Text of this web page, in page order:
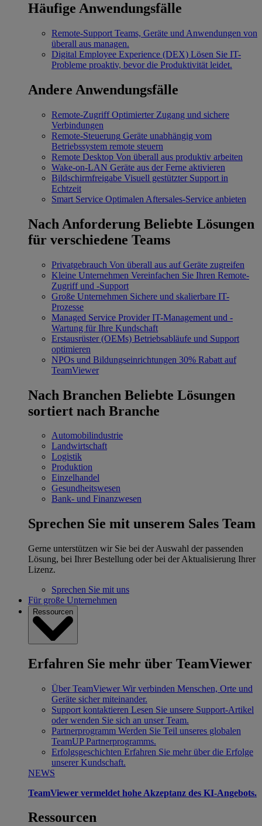
Häufige Anwendungsfälle
Remote-Support Teams, Geräte und Anwendungen von
überall aus managen.
Digital Employee Experience (DEX) Lösen Sie IT-
Probleme proaktiv, bevor die Produktivität leidet.
Andere Anwendungsfälle
Remote-Zugriff Optimierter Zugang und sichere
Verbindungen
Remote-Steuerung Geräte unabhängig vom
Betriebssystem remote steuern
Remote Desktop Von überall aus produktiv arbeiten
Wake-on-LAN Geräte aus der Ferne aktivieren
Bildschirmfreigabe Visuell gestützter Support in
Echtzeit
Smart Service Optimalen Aftersales-Service anbieten
Nach Anforderung Beliebte Lösungen
für verschiedene Teams
Privatgebrauch Von überall aus auf Geräte zugreifen
Kleine Unternehmen Vereinfachen Sie Ihren Remote-
Zugriff und -Support
Große Unternehmen Sichere und skalierbare IT-
Prozesse
Managed Service Provider IT-Management und -
Wartung für Ihre Kundschaft
Erstausrüster (OEMs) Betriebsabläufe und Support
optimieren
NPOs und Bildungseinrichtungen 30% Rabatt auf
TeamViewer
Nach Branchen Beliebte Lösungen
sortiert nach Branche
Automobilindustrie
Landwirtschaft
Logistik
Produktion
Einzelhandel
Gesundheitswesen
Bank- und Finanzwesen
Sprechen Sie mit unserem Sales Team
Gerne unterstützen wir Sie bei der Auswahl der passenden
Lösung, bei Ihrer Bestellung oder bei der Aktualisierung Ihrer
Lizenz.
Sprechen Sie mit uns
Für große Unternehmen
Ressourcen
Erfahren Sie mehr über TeamViewer
Über TeamViewer Wir verbinden Menschen, Orte und
Geräte sicher miteinander.
Support kontaktieren Lesen Sie unsere Support-Artikel
oder wenden Sie sich an unser Team.
Partnerprogramm Werden Sie Teil unseres globalen
TeamUP Partnerprogramms.
Erfolgsgeschichten Erfahren Sie mehr über die Erfolge
unserer Kundschaft.
NEWS
TeamViewer vermeldet hohe Akzeptanz des KI-Angebots.
Ressourcen